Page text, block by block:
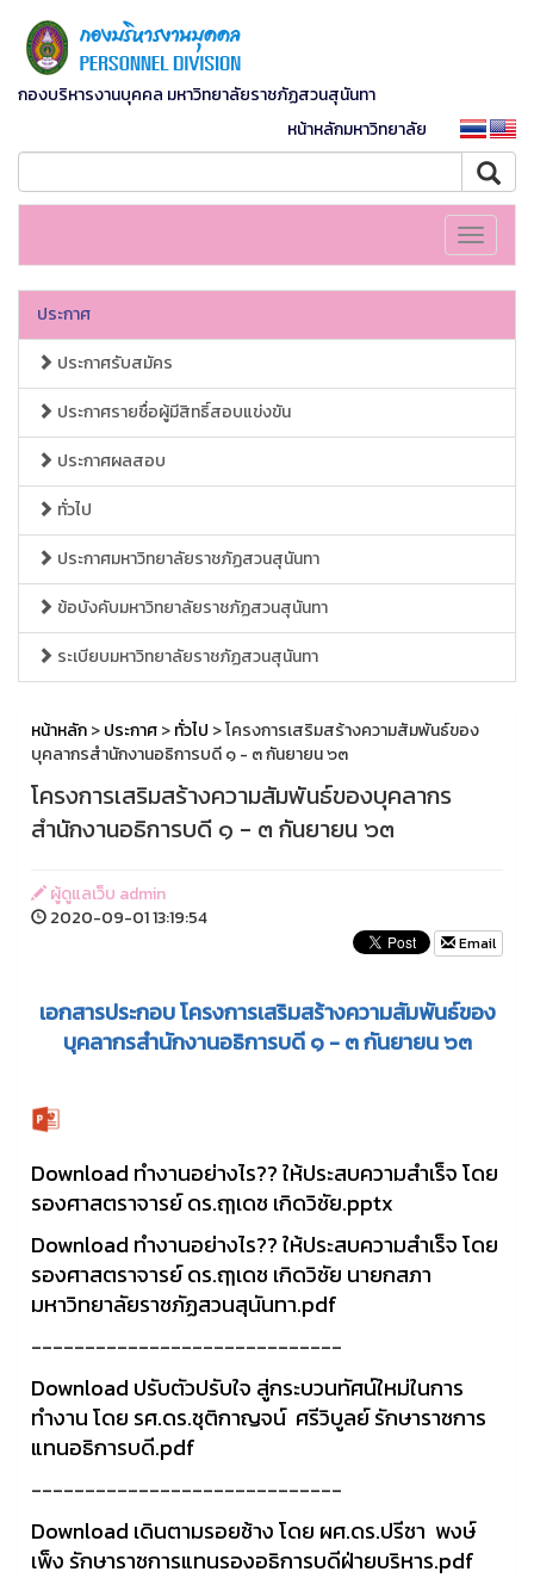
กองบริหารงานบุคคล มหาวิทยาลัยราชภัฏสวนสุนันทา
หน้าหลักมหาวิทยาลัย
Toggle
ประกาศ
ประกาศรับสมัคร
ประกาศรายชื่อผู้มีสิทธิ์สอบแข่งขัน
ประกาศผลสอบ
ทั่วไป
ประกาศมหาวิทยาลัยราชภัฏสวนสุนันทา
ข้อบังคับมหาวิทยาลัยราชภัฏสวนสุนันทา
ระเบียบมหาวิทยาลัยราชภัฏสวนสุนันทา
หน้าหลัก>ประกาศ>ทั่วไป > โครงการเสริมสร้างความสัมพันธ์ของ
บุคลากรสำนักงานอธิการบดี ๑ - ๓ กันยายน ๖๓
โครงการเสริมสร้างความสัมพันธ์ของบุคลากร
สำนักงานอธิการบดี ๑ - ๓ กันยายน ๖๓
ผู้ดูแลเว็บ admin
2020-09-01 13:19:54
Email
เอกสารประกอบ โครงการเสริมสร้างความสัมพันธ์ของ
บุคลากรสำนักงานอธิการบดี ๑ - ๓ กันยายน ๖๓
Download ทำงานอย่างไร?? ให้ประสบความสำเร็จ โดย
รองศาสตราจารย์ ดร.ฤๅเดช เกิดวิชัย.pptx
Download ทำงานอย่างไร?? ให้ประสบความสำเร็จ โดย
รองศาสตราจารย์ ดร.ฤๅเดช เกิดวิชัย นายกสภา
มหาวิทยาลัยราชภัฏสวนสุนันทา.pdf
-----------------------------
Download ปรับตัวปรับใจ สู่กระบวนทัศน์ใหม่ในการ
ทำงาน โดย รศ.ดร.ชุติกาญจน์ ศรีวิบูลย์ รักษาราชการ
แทนอธิการบดี.pdf
-----------------------------
Download เดินตามรอยช้าง โดย ผศ.ดร.ปรีชา พงษ์
เพ็ง รักษาราชการแทนรองอธิการบดีฝ่ายบริหาร.pdf